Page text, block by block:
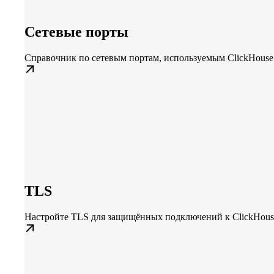
Сетевые порты
Справочник по сетевым портам, используемым
TLS
Настройте TLS для защищённых подключений к